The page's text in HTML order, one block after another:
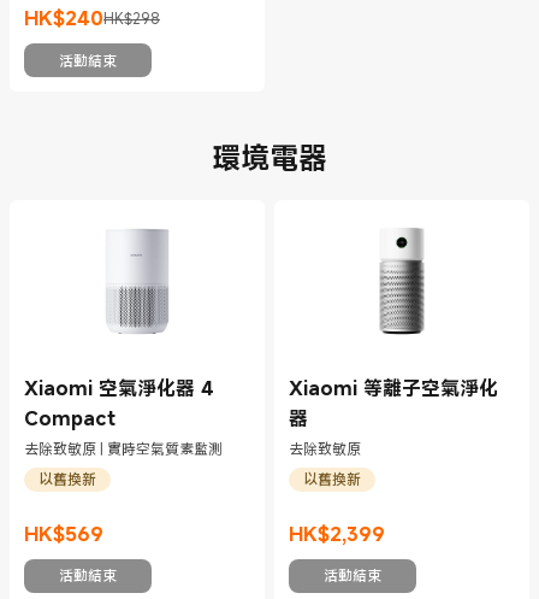
HK$240
現價 HK$240HK$298
市場價格 HK$298
活動結束
環境電器
Xiaomi 空氣淨化器 4
Compact
去除致敏原 | 實時空氣質素監測
以舊換新
HK$569
現價 HK$569
活動結束
Xiaomi 等離子空氣淨化
器
去除致敏原
以舊換新
HK$2,399
現價 HK$2399
活動結束